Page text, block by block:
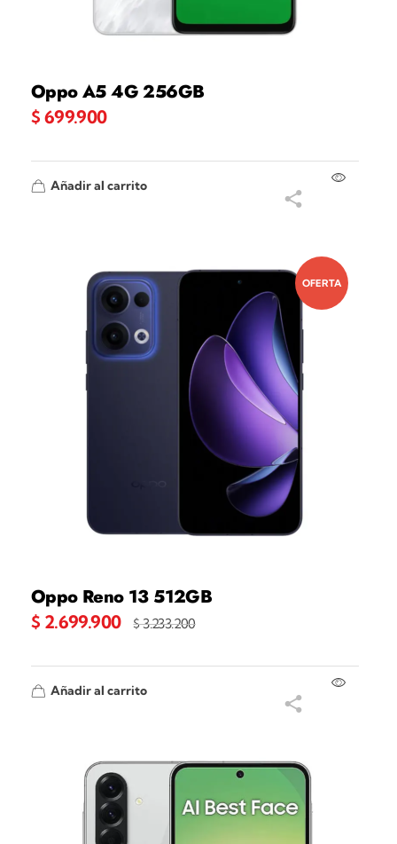
Oppo A5 4G 256GB
$ 699.900
Añadir al carrito
OFERTA
Oppo Reno 13 512GB
$ 2.699.900 $3.233.200
Añadir al carrito